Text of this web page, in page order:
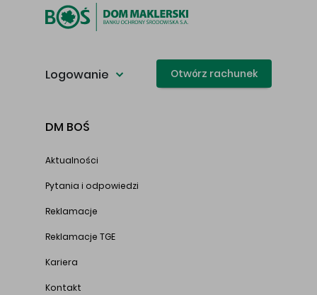
Logowanie Otwórz rachunek
DM BOŚ
Aktualności
Pytania i odpowiedzi
Reklamacje
Reklamacje TGE
Kariera
Kontakt